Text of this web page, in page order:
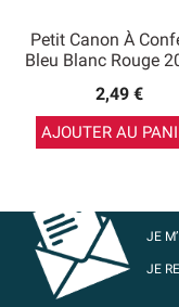
Petit Canon À
Bleu Blanc Rouge
2,49 €
AJOUTER AU
JE
JE